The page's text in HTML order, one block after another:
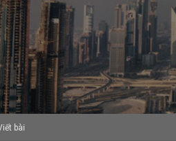
bài